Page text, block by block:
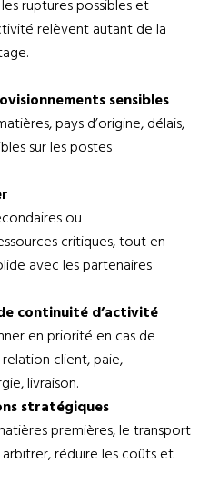
ruptures possibles et
relèvent autant de la
sensibles
pays d’origine, délais,
sur les postes
ou
critiques, tout en
avec les partenaires
continuité d’activité
en priorité en cas de
client, paie,
livraison.
stratégiques
premières, le transport
réduire les coûts et